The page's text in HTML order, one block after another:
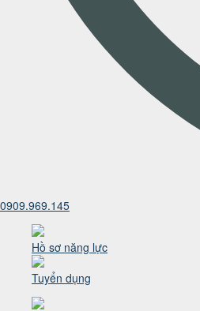
0909.969.145
Hồ sơ năng lực
Tuyển dụng